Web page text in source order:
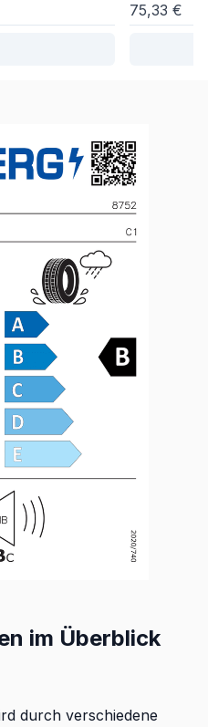
75,33 €
im Überblick
durch verschiedene